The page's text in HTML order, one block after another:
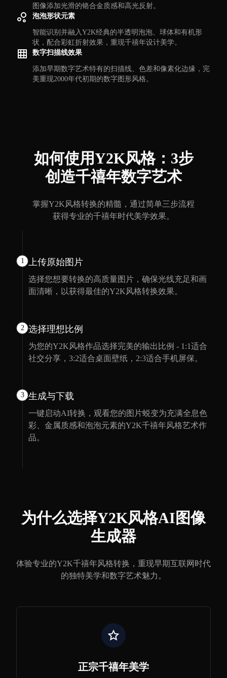
图像添加光滑的铬合金质感和高光反射。
泡泡形状元素
智能识别并融入Y2K经典的半透明泡泡、球体和有机形
状，配合彩虹折射效果，重现千禧年设计美学。
数字扫描线效果
添加早期数字艺术特有的扫描线、色差和像素化边缘，完
美重现2000年代初期的数字图形风格。
如何使用Y2K风格：3步
创造千禧年数字艺术
掌握Y2K风格转换的精髓，通过简单三步流程
获得专业的千禧年时代美学效果。
1 上传原始图片
选择您想要转换的高质量图片，确保光线充足和画
面清晰，以获得最佳的Y2K风格转换效果。
2 选择理想比例
为您的Y2K风格作品选择完美的输出比例 - 1:1适合
社交分享，3:2适合桌面壁纸，2:3适合手机屏保。
3 生成与下载
一键启动AI转换，观看您的图片蜕变为充满全息色
彩、金属质感和泡泡元素的Y2K千禧年风格艺术作
品。
为什么选择Y2K风格AI图像
生成器
体验专业的Y2K千禧年风格转换，重现早期互联网时代
的独特美学和数字艺术魅力。
正宗千禧年美学